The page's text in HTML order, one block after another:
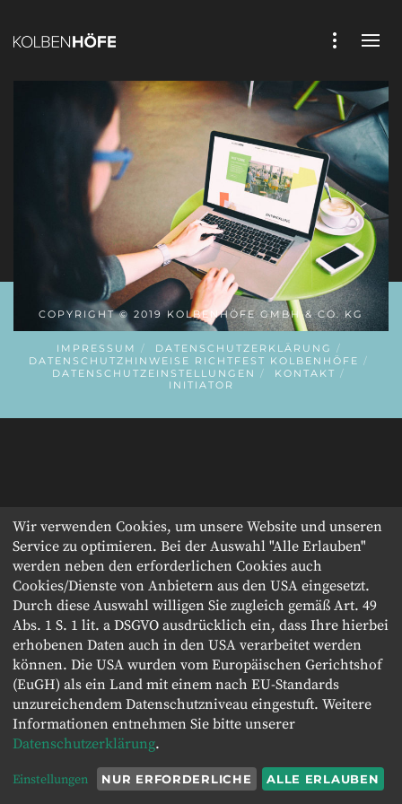
COPYRIGHT © 2019 KOLBENHÖFE GMBH & CO. KG
IMPRESSUM
DATENSCHUTZERKLÄRUNG
DATENSCHUTZHINWEISE RICHTFEST KOLBENHÖFE
DATENSCHUTZEINSTELLUNGEN
KONTAKT
INITIATOR
Wir verwenden Cookies, um unsere Website und unseren
Service zu optimieren. Bei der Auswahl "Alle Erlauben"
werden neben den erforderlichen Cookies auch
Cookies/Dienste von Anbietern aus den USA eingesetzt.
Durch diese Auswahl willigen Sie zugleich gemäß Art. 49
Abs. 1 S. 1 lit. a DSGVO ausdrücklich ein, dass Ihre hierbei
erhobenen Daten auch in den USA verarbeitet werden
können. Die USA wurden vom Europäischen Gerichtshof
(EuGH) als ein Land mit einem nach EU-Standards
unzureichendem Datenschutzniveau eingestuft. Weitere
Informationen entnehmen Sie bitte unserer
Datenschutzerklärung.
Einstellungen NUR ERFORDERLICHE ALLE ERLAUBEN